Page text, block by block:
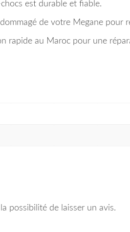
est durable et fiable.
de votre Megane pour
rapide au Maroc pour une
possibilité de laisser un avis.